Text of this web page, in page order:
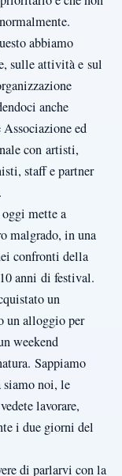
normalmente.
sulle attività e sul
anche
ed
con artisti,
staff e partner
mette a
malgrado, in una
confronti della
anni di festival.
un
un alloggio per
weekend
Sappiamo
noi, le
lavorare,
i due giorni del
di parlarvi con la